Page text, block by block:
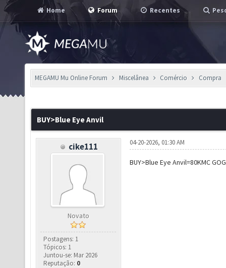
Home Forum Recentes
MEGAMU Mu Online Forum Miscelânea Comércio Compra
BUY>Blue Eye Anvil
cike111
Novato
Postagens: 1
Tópicos: 1
Juntou-se: Mar 2026
Reputação: 0
04-20-2026, 01:30 AM
BUY>Blue Eye Anvil=80KMC